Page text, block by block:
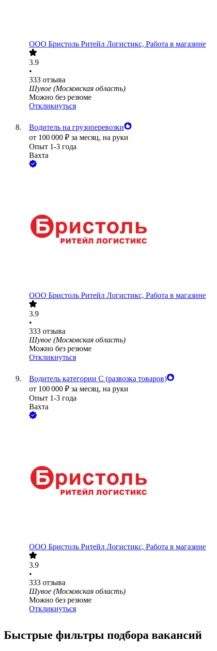
ООО Бристоль Ритейл Логистикс, Работа в магазине
3.9
•
333 отзыва
Шувое (Московская область)
Можно без резюме
Откликнуться
Водитель на грузоперевозки
от 100 000 ₽ за месяц, на руки
Опыт 1-3 года
Вахта
ООО Бристоль Ритейл Логистикс, Работа в магазине
3.9
•
333 отзыва
Шувое (Московская область)
Можно без резюме
Откликнуться
Водитель категории С (развозка товаров)
от 100 000 ₽ за месяц, на руки
Опыт 1-3 года
Вахта
ООО Бристоль Ритейл Логистикс, Работа в магазине
3.9
•
333 отзыва
Шувое (Московская область)
Можно без резюме
Откликнуться
Быстрые фильтры подбора вакансий